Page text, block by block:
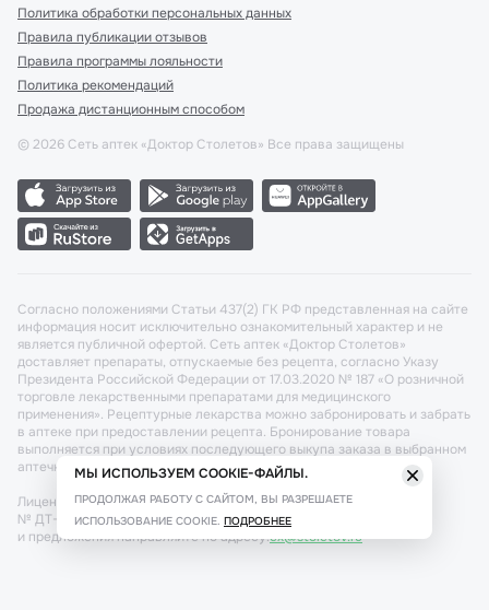
Политика обработки персональных данных
Правила публикации отзывов
Правила программы лояльности
Политика рекомендаций
Продажа дистанционным способом
© 2026 Сеть аптек «Доктор Столетов» Все права защищены
Согласно положениями Статьи 437(2) ГК РФ представленная на сайте
информация носит исключительно ознакомительный характер и не
является публичной офертой. Сеть аптек «Доктор Столетов»
доставляет препараты, отпускаемые без рецепта, согласно Указу
Президента Российской Федерации от 17.03.2020 № 187 «О розничной
торговле лекарственными препаратами для медицинского
применения». Рецептурные лекарства можно забронировать и забрать
в аптеке при предоставлении рецепта. Бронирование товара
выполняется при условиях последующего выкупа заказа в выбранном
аптечном пункте.
Лицензия №: ЛО-77-02-011340 от 22 декабря 2020г. Разрешение
№ ДТ-77-000421 от 25.10.2021 г. Вопросы по заказам, претензии
и предложения направляйте по адресу:cx@stoletov.ru
МЫ ИСПОЛЬЗУЕМ COOKIE-ФАЙЛЫ.
ПРОДОЛЖАЯ РАБОТУ С САЙТОМ, ВЫ РАЗРЕШАЕТЕ
ИСПОЛЬЗОВАНИЕ COOKIE. ПОДРОБНЕЕ